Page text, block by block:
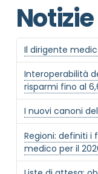
Il dirigente
Interoperabilità
risparmi fino al
I nuovi canoni
Regioni: definiti i
medico per il